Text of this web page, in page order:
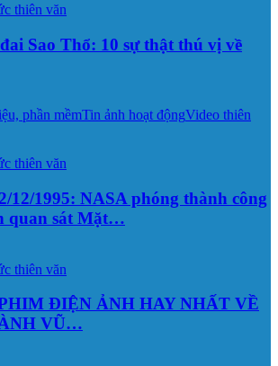
thiên văn
Sao Thổ: 10 sự thật thú vị về
phần mềmTin ảnh hoạt độngVideo thiên
thiên văn
12/1995: NASA phóng thành công
quan sát Mặt…
thiên văn
ĐIỆN ẢNH HAY NHẤT VỀ
VŨ…